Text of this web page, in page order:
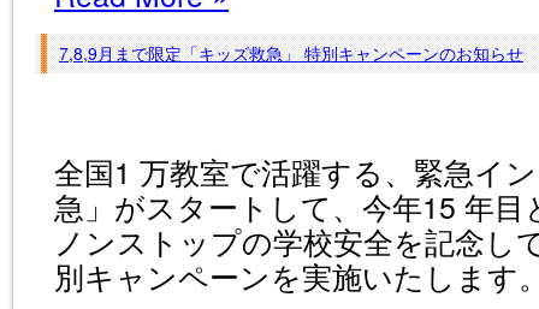
7,8,9月まで限定「キッズ救急」 特別キャンペーンのお知らせ
全国1 万教室で活躍する、緊急イ
急」がスタートして、今年15 年目
ノンストップの学校安全を記念し
別キャンペーンを実施いたします